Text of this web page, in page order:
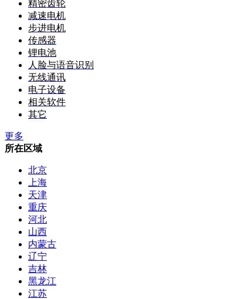
精密齿轮
减速电机
步进电机
传感器
锂电池
人脸与语音识别
无线通讯
电子设备
相关软件
其它
更多
所在区域
北京
上海
天津
重庆
河北
山西
内蒙古
辽宁
吉林
黑龙江
江苏